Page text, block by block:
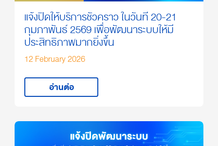
แจ้งปิดให้บริการชั่วคราว ในวันที่ 20-21
กุมภาพันธ์ 2569 เพื่อพัฒนาระบบให้มี
ประสิทธิภาพมากยิ่งขึ้น
12 February 2026
อ่านต่อ